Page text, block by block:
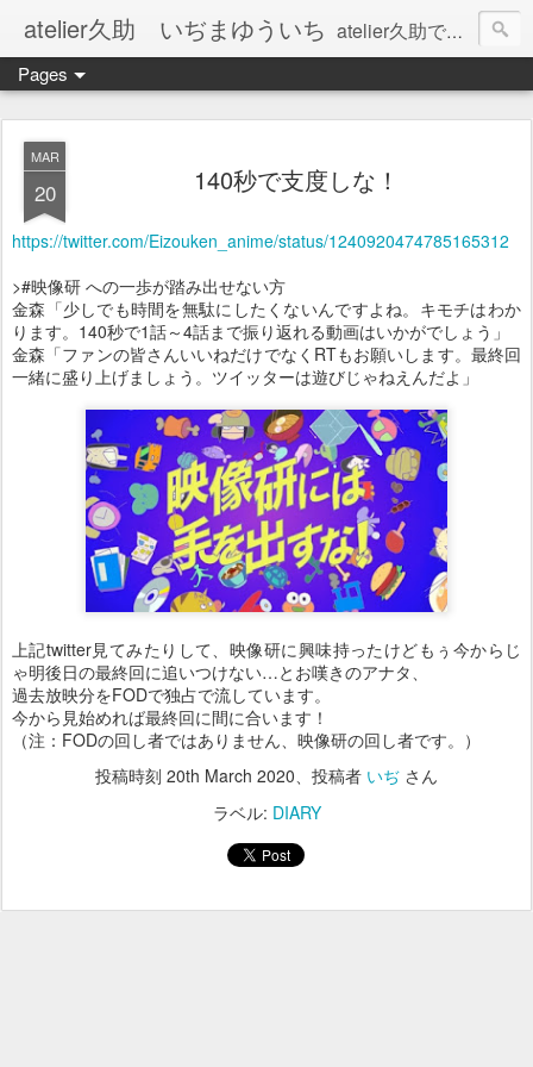
atelier久助 いぢまゆういち atelier久助では土と火から暖かなモノたちを生み出しています。 ご覧になられた方が和んで頂ければ幸いです。
Pages
MAR
20 140秒で支度しな！
https://twitter.com/Eizouken_anime/status/1240920474785165312
>#映像研 への一歩が踏み出せない方
金森「少しでも時間を無駄にしたくないんですよね。キモチはわか
ります。140秒で1話～4話まで振り返れる動画はいかがでしょう」
金森「ファンの皆さんいいねだけでなくRTもお願いします。最終回
一緒に盛り上げましょう。ツイッターは遊びじゃねえんだよ」
上記twitter見てみたりして、映像研に興味持ったけどもぅ今からじ
ゃ明後日の最終回に追いつけない…とお嘆きのアナタ、
過去放映分をFODで独占で流しています。
今から見始めれば最終回に間に合います！
（注：FODの回し者ではありません、映像研の回し者です。）
投稿時刻 20th March 2020、投稿者 いぢ さん
ラベル: DIARY